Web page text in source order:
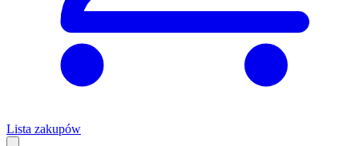
Lista zakupów